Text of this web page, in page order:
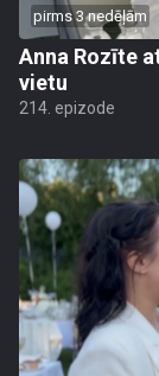
pirms 3 nedēļām
Anna Rozīte
vietu
214. epizode